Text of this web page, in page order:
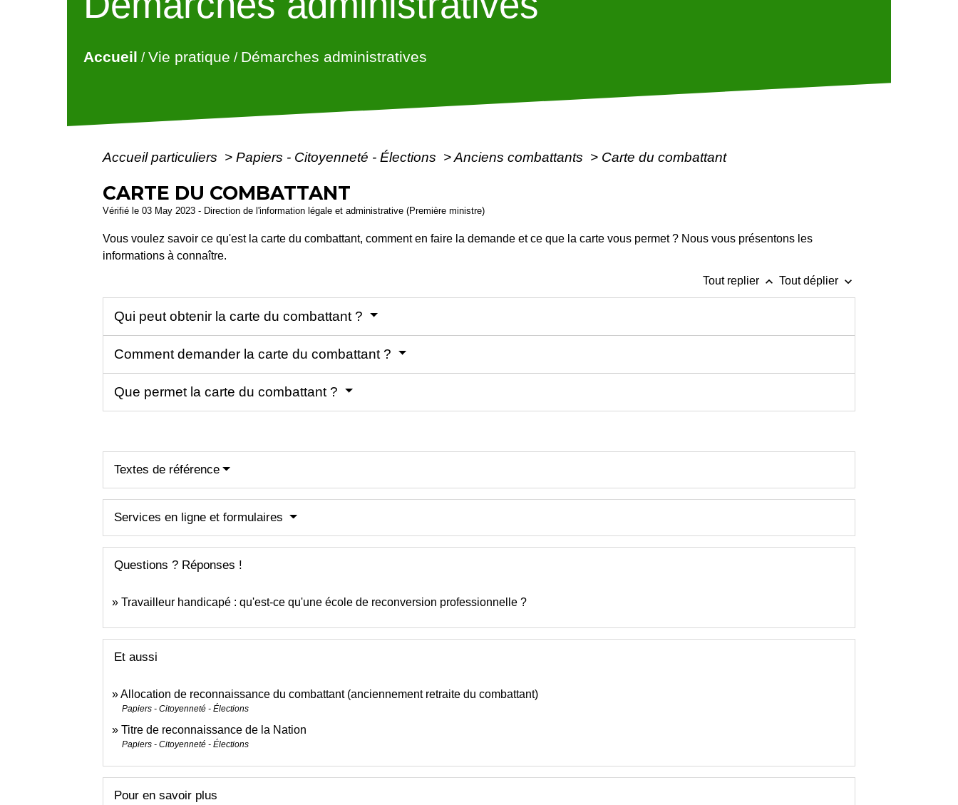
Accueil /Vie pratique / Démarches administratives
Accueil particuliers > Papiers - Citoyenneté - Élections >Anciens combattants > Carte du combattant
CARTE DU COMBATTANT
Vérifié le 03 May 2023 - Direction de l'information légale et administrative (Première ministre)
Vous voulez savoir ce qu'est la carte du combattant, comment en faire la demande et ce que la carte vous permet ? Nous vous présentons les
informations à connaître.
Tout replier keyboard_arrow_up Tout déplier keyboard_arrow_down
Qui peut obtenir la carte du combattant ?
Comment demander la carte du combattant ?
Que permet la carte du combattant ?
Textes de référence
Services en ligne et formulaires
Questions ? Réponses !
Travailleur handicapé : qu'est-ce qu'une école de reconversion professionnelle ?
Et aussi
Allocation de reconnaissance du combattant (anciennement retraite du combattant)
Papiers - Citoyenneté - Élections
Titre de reconnaissance de la Nation
Papiers - Citoyenneté - Élections
Pour en savoir plus